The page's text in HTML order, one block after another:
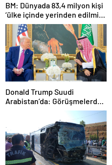
BM: Dünyada 83,4 milyon kişi
‘ülke içinde yerinden edilmiş’
olarak yaşıyor
Donald Trump Suudi
Arabistan’da: Görüşmelerde